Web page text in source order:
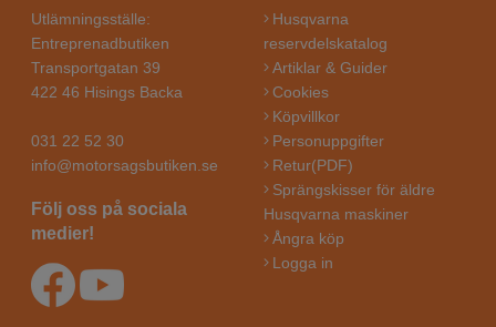
Utlämningsställe:
Entreprenadbutiken
Transportgatan 39
422 46 Hisings Backa
031 22 52 30
info@motorsagsbutiken.se
Följ oss på sociala
medier!
Husqvarna
reservdelskatalog
Artiklar & Guider
Cookies
Köpvillkor
Personuppgifter
Retur(PDF)
Sprängskisser för äldre
Husqvarna maskiner
Ångra köp
Logga in